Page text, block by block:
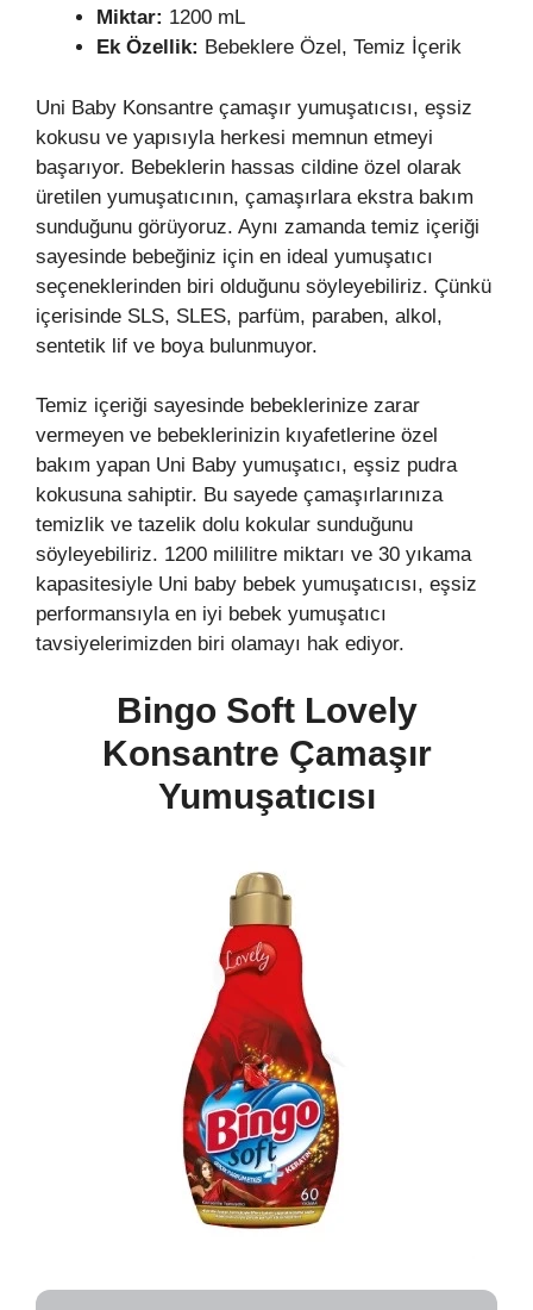
Miktar: 1200 mL
Ek Özellik: Bebeklere Özel, Temiz İçerik
Uni Baby Konsantre çamaşır yumuşatıcısı, eşsiz
kokusu ve yapısıyla herkesi memnun etmeyi
başarıyor. Bebeklerin hassas cildine özel olarak
üretilen yumuşatıcının, çamaşırlara ekstra bakım
sunduğunu görüyoruz. Aynı zamanda temiz içeriği
sayesinde bebeğiniz için en ideal yumuşatıcı
seçeneklerinden biri olduğunu söyleyebiliriz. Çünkü
içerisinde SLS, SLES, parfüm, paraben, alkol,
sentetik lif ve boya bulunmuyor.
Temiz içeriği sayesinde bebeklerinize zarar
vermeyen ve bebeklerinizin kıyafetlerine özel
bakım yapan Uni Baby yumuşatıcı, eşsiz pudra
kokusuna sahiptir. Bu sayede çamaşırlarınıza
temizlik ve tazelik dolu kokular sunduğunu
söyleyebiliriz. 1200 mililitre miktarı ve 30 yıkama
kapasitesiyle Uni baby bebek yumuşatıcısı, eşsiz
performansıyla en iyi bebek yumuşatıcı
tavsiyelerimizden biri olamayı hak ediyor.
Bingo Soft Lovely
Konsantre Çamaşır
Yumuşatıcısı